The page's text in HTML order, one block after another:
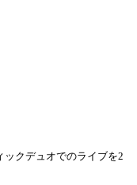
クデュオでのライブを2